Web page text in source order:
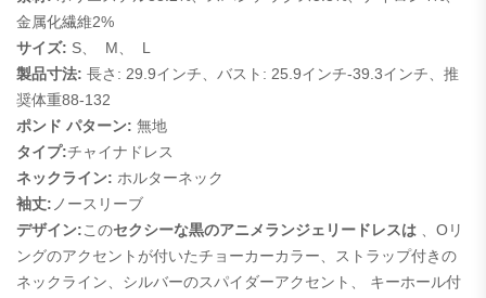
金属化繊維2%
サイズ: S、 M、 L
製品寸法: 長さ: 29.9インチ、バスト: 25.9インチ-39.3インチ、推
奨体重88-132
ポンド パターン: 無地
タイプ:チャイナドレス
ネックライン: ホルターネック
袖丈: ノースリーブ
デザイン:このセクシーな黒のアニメランジェリードレスは
、Oリ
ングのアクセントが付いたチョーカーカラー、ストラップ付きの
ネックライン、シルバーのスパイダーアクセント、 キーホール付